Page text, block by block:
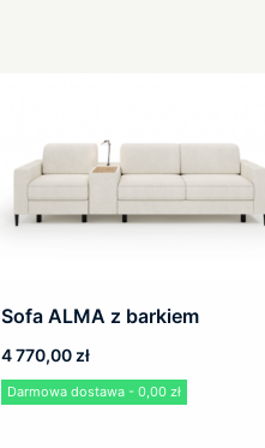
Sofa ALMA z barkiem
4 770,00 zł
Darmowa dostawa - 0,00 zł